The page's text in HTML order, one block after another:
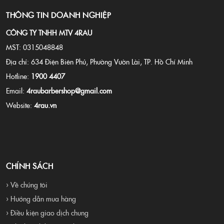
THÔNG TIN DOANH NGHIỆP
CÔNG TY TNHH MTV 4RAU
MST: 0315048848
Địa chỉ: 634 Điện Biên Phủ, Phường Vườn Lài, TP. Hồ Chí Minh
Hotline: 1900 4407
Email: 4raubarbershop@gmail.com
Website: 4rau.vn
CHÍNH SÁCH
› Về chúng tôi
› Hướng dẫn mua hàng
› Điều kiện giao dịch chung